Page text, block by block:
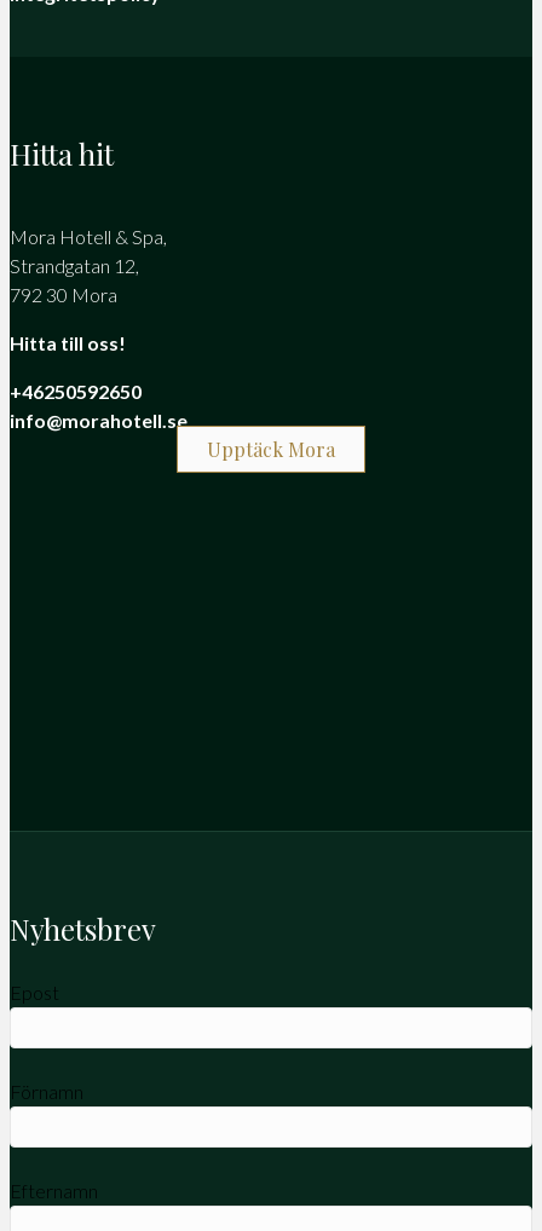
Hitta hit
Mora Hotell & Spa,
Strandgatan 12,
792 30 Mora
Hitta till oss!
+46250592650
info@morahotell.se
Upptäck Mora
Nyhetsbrev
Epost
Förnamn
Efternamn